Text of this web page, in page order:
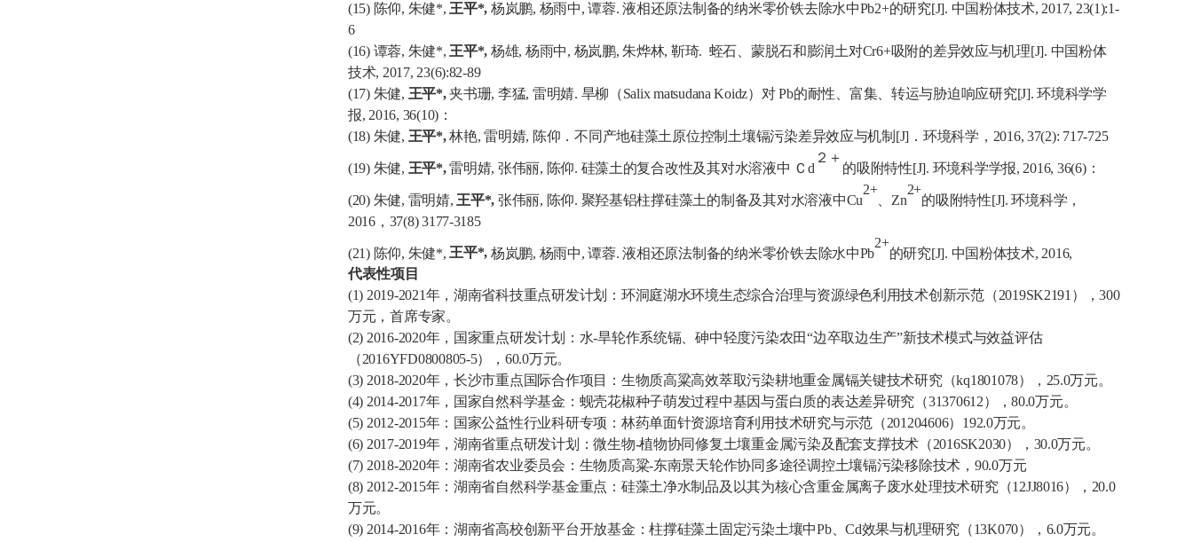
(15) 陈仰, 朱健*, 王平*, 杨岚鹏, 杨雨中,谭蓉.液相还原法制备的纳米零价铁去除水中Pb2+的研究[J]. 中国粉体技术, 2017, 23(1):1-
6
(16) 谭蓉, 朱健*, 王平*, 杨雄, 杨雨中, 杨岚鹏,朱烨林, 靳琦. 蛭石、蒙脱石和膨润土对Cr6+吸附的差异效应与机理[J]. 中国粉体
技术, 2017, 23(6):82-89
(17) 朱健, 王平*, 夹书珊, 李猛, 雷明婧. 旱柳（Salix matsudana Koidz）对Pb的耐性、富集、转运与胁迫响应研究[J].环境科学学
报, 2016, 36(10) ：
(18) 朱健, 王平*,林艳,雷明婧, 陈仰．不同产地硅藻土原位控制土壤镉污染差异效应与机制 [J] ． 环境科学， 2016, 37(2): 717-725
(19) 朱健, 王平*, 雷明婧, 张伟丽, 陈仰. 硅藻土的复合改性及其对水溶液中 Ｃd
２＋
的吸附特性[J]. 环境科学学报, 2016, 36(6)：
(20) 朱健, 雷明婧, 王平*, 张伟丽, 陈仰. 聚羟基铝柱撑硅藻土的制备及其对水溶液中Cu
2+
Zn
2+
的吸附特性[J].环境科学，
2016， 37(8) 3177-3185
(21) 陈仰 朱健*, 王平*, 杨岚鹏 杨雨中 ,谭蓉.液相还原法制备的纳米零价铁去除水中Pb
2+
的研究[J]. 中国粉体技术, 2016,
代表性项目
(1) 2019-2021年，湖南省科技重点研发计划：环洞庭湖水环境生态综合治理与资源绿色利用技术创新示范（2019SK2191 ），300
万元，首席专家。
(2) 2016-2020年，国家重点研发计划：水-旱轮作系统镉、砷中轻度污染农田“边卒取边生产”新技术模式与效益评估
（2016YFD0800805-5）， 60.0万元。
(3) 2018-2020年，长沙市重点国际合作项目： 生物质高粱高效萃取污染耕地重金属镉关键技术研究 （kq1801078）， 25.0万元。
(4) 2014-2017年， 国家自然科学基金：蚬壳花椒种子萌发过程中基因与蛋白质的表达差异研究（31370612） ，80.0万元。
(5) 2012-2015年： 国家公益性行业科研专项：林药单面针资源培育利用技术研究与示范（201204606） 192.0万元。
(6) 2017-2019年，湖南省重点研发计划：微生物-植物协同修复土壤重金属污染及配套支撑技术（2016SK2030）， 30.0万元。
(7) 2018-2020年：湖南省农业委员会：生物质高粱-东南景天轮作协同多途径调控土壤镉污染移除技术， 90.0万元
(8) 2012-2015年：湖南省自然科学基金重点：硅藻土净水制品及以其为核心含重金属离子废水处理技术研究（12JJ8016） ， 20.0
万元。
(9) 2014-2016年：湖南省高校创新平台开放基金：柱撑硅藻土固定污染土壤中Pb、Cd效果与机理研究（13K070） ， 6.0万元。